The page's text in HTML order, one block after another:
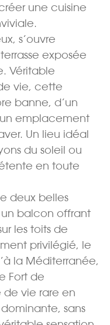
une cuisine
s’ouvre
exposée
Véritable
vie, cette
banne, d’un
emplacement
Un lieu idéal
du soleil ou
en toute
deux belles
balcon offrant
les toits de
privilégié, le
la Méditerranée,
Fort de
vie rare en
sans